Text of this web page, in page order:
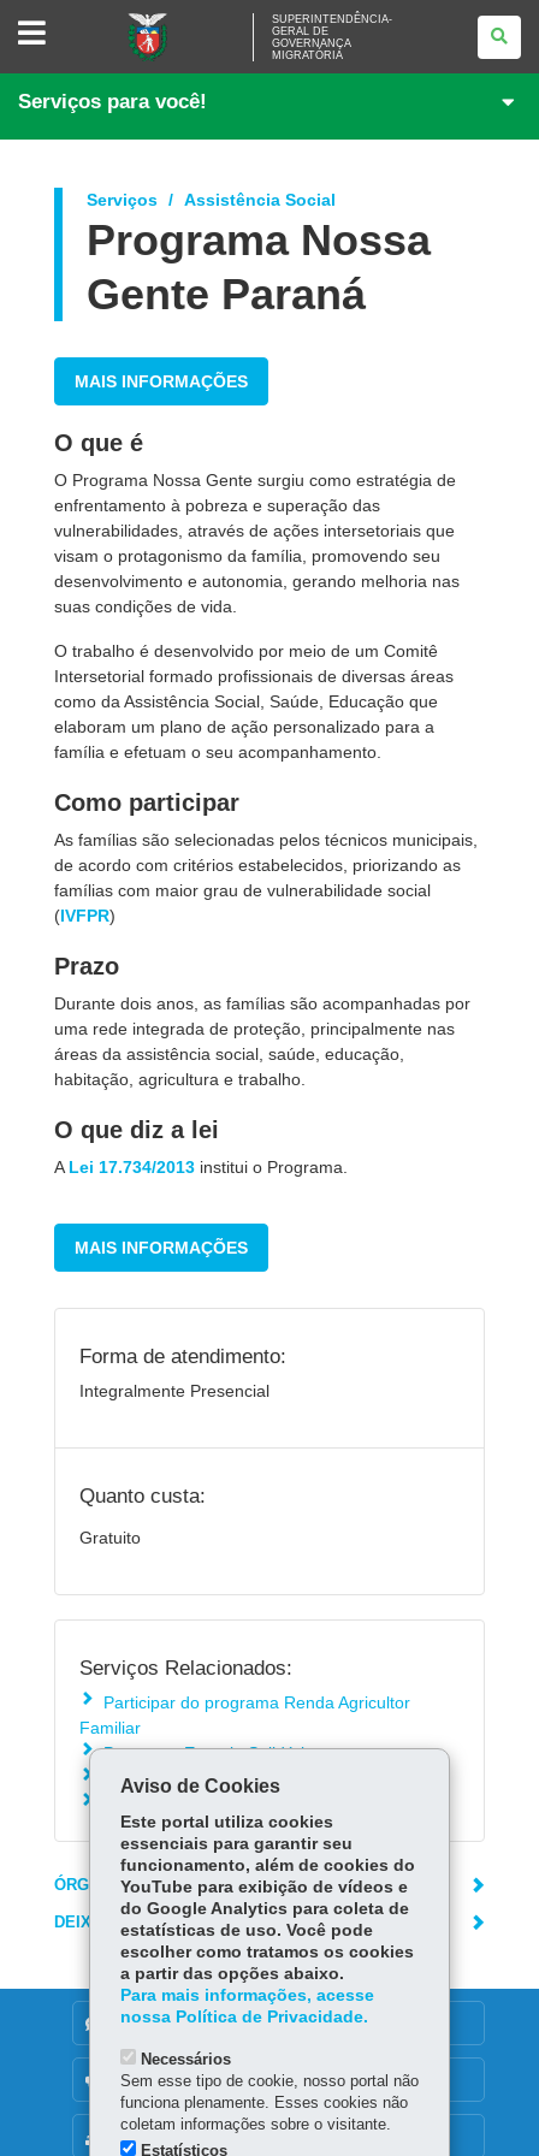
SUPERINTENDÊNCIA-
GOVERNANÇA
SUPERINTENDÊNCIA-
GERAL DE
GOVERNANÇA
MIGRATÓRIA
Serviços para você!
Serviços Assistência Social
Programa Nossa
Gente Paraná
MAIS INFORMAÇÕES
O que é
O Programa Nossa Gente surgiu como estratégia de
enfrentamento à pobreza e superação das
vulnerabilidades, através de ações intersetoriais que
visam o protagonismo da família, promovendo seu
desenvolvimento e autonomia, gerando melhoria nas
suas condições de vida.
O trabalho é desenvolvido por meio de um Comitê
Intersetorial formado profissionais de diversas áreas
como da Assistência Social, Saúde, Educação que
elaboram um plano de ação personalizado para a
família e efetuam o seu acompanhamento.
Como participar
As famílias são selecionadas pelos técnicos municipais,
de acordo com critérios estabelecidos, priorizando as
famílias com maior grau de vulnerabilidade social
(IVFPR)
Prazo
Durante dois anos, as famílias são acompanhadas por
uma rede integrada de proteção, principalmente nas
áreas da assistência social, saúde, educação,
habitação, agricultura e trabalho.
O que diz a lei
A Lei 17.734/2013 institui o Programa.
MAIS INFORMAÇÕES
Forma de atendimento:
Integralmente Presencial
Quanto custa:
Gratuito
Serviços Relacionados:
Participar do programa Renda Agricultor
Familiar
Programa Energia Solidária
Solicitar tarifa social de energia elétrica
ÓRGÃO RESPONSÁVEL
DEIXE SUA OPINIÃO
DENUNCIE CORRUPÇÃO
OUVIDORIA
Aviso de Cookies
Este portal utiliza cookies
essenciais para garantir seu
funcionamento, além de cookies do
YouTube para exibição de vídeos e
do Google Analytics para coleta de
estatísticas de uso. Você pode
escolher como tratamos os cookies
a partir das opções abaixo.
Para mais informações, acesse
nossa Política de Privacidade.
Necessários
Sem esse tipo de cookie, nosso portal não
funciona plenamente. Esses cookies não
coletam informações sobre o visitante.
Estatísticos